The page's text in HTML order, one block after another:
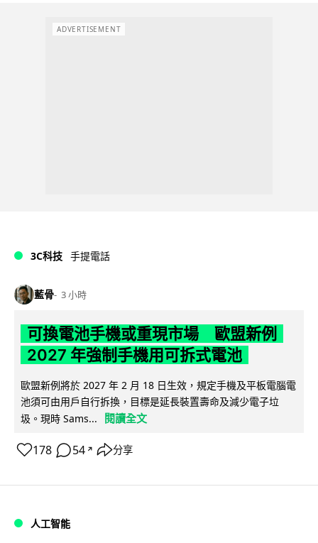
ADVERTISEMENT
3C科技 手提電話
藍骨 3 小時
可換電池手機或重現市場 歐盟新例
2027 年強制手機用可拆式電池
歐盟新例將於 2027 年 2 月 18 日生效，規定手機及平板電腦電
池須可由用戶自行拆換，目標是延長裝置壽命及減少電子垃
圾。現時 Sams...
閱讀全文
178 54 ↗ 分享
人工智能